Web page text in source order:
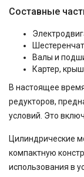
Составные
Валы и
Картер,
В настоящее
редукторов,
условий. Это
Цилиндрические
компактную
использования в